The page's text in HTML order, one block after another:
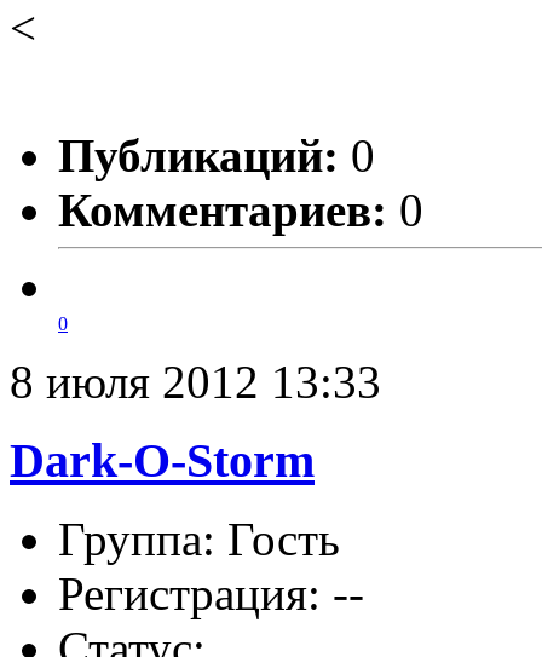
<
Публикаций: 0
Комментариев: 0
0
8 июля 2012 13:33
Dark-O-Storm
Группа: Гость
Регистрация: --